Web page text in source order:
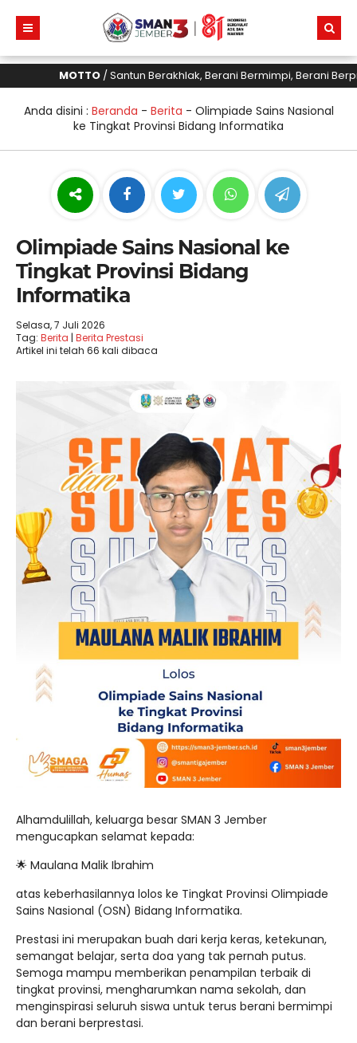
MOTTO/ Santun Berakhlak, Berani Bermimpi, Berani
Anda disini : Beranda - Berita - Olimpiade Sains Nasional
ke Tingkat Provinsi Bidang Informatika
Olimpiade Sains Nasional ke
Tingkat Provinsi Bidang
Informatika
Selasa, 7 Juli 2026
Tag: Berita | Berita Prestasi
Artikel ini telah 66 kali dibaca
Alhamdulillah, keluarga besar SMAN 3 Jember
mengucapkan selamat kepada:
🌟 Maulana Malik Ibrahim
atas keberhasilannya lolos ke Tingkat Provinsi Olimpiade
Sains Nasional (OSN) Bidang Informatika.
Prestasi ini merupakan buah dari kerja keras, ketekunan,
semangat belajar, serta doa yang tak pernah putus.
Semoga mampu memberikan penampilan terbaik di
tingkat provinsi, mengharumkan nama sekolah, dan
menginspirasi seluruh siswa untuk terus berani bermimpi
dan berani berprestasi.